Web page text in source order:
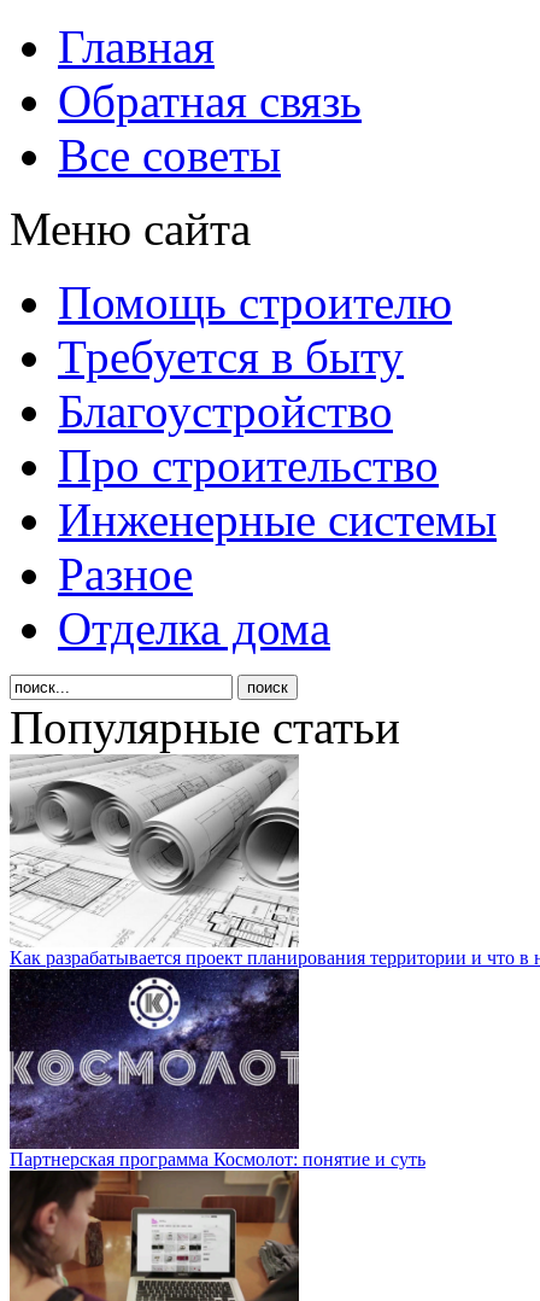
Главная
Обратная связь
Все советы
Меню сайта
Помощь строителю
Требуется в быту
Благоустройство
Про строительство
Инженерные системы
Разное
Отделка дома
Популярные статьи
Как разрабатывается проект планирования территории и что в
Партнерская программа Космолот: понятие и суть